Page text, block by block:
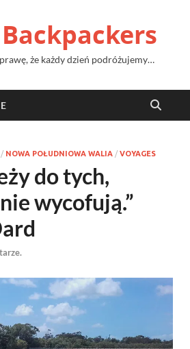
że każdy dzień podróżujemy…
/ NOWA POŁUDNIOWA WALIA / VOYAGES
do tych,
wycofują.”